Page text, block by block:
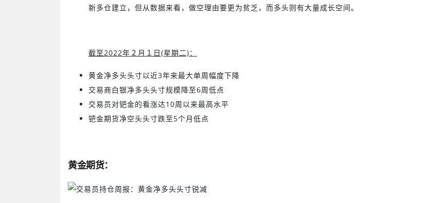
新多仓建立，但从数据来看，做空理由要更为贫乏，而多头则有大量成长空间。
截至2022年２月１日(星期二)：
黄金净多头头寸以近3年来最大单周幅度下降
交易商白银净多头头寸规模降至6周低点
交易员对钯金的看涨达10周以来最高水平
钯金期货净空头头寸跌至5个月低点
黄金期货：